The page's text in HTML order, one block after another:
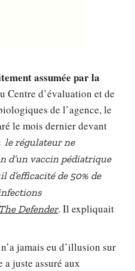
assumée par la
Centre d’évaluation et de
de l’agence, le
le mois dernier devant
le régulateur ne
d’un vaccin pédiatrique
d’efficacité de 50% de
The Defender. Il expliquait
jamais eu d’illusion sur
juste assuré aux